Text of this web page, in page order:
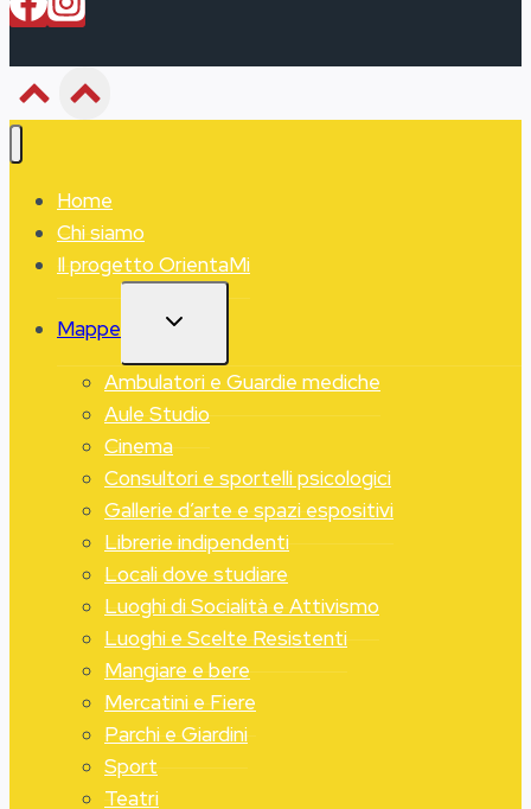
Home
Chi siamo
Il progetto OrientaMi
Mappe ALTERNA
FIGLIO
Ambulatori e Guardie mediche
Aule Studio
Cinema
Consultori e sportelli psicologici
Gallerie d’arte e spazi espositivi
Librerie indipendenti
Locali dove studiare
Luoghi di Socialità e Attivismo
Luoghi e Scelte Resistenti
Mangiare e bere
Mercatini e Fiere
Parchi e Giardini
Sport
Teatri